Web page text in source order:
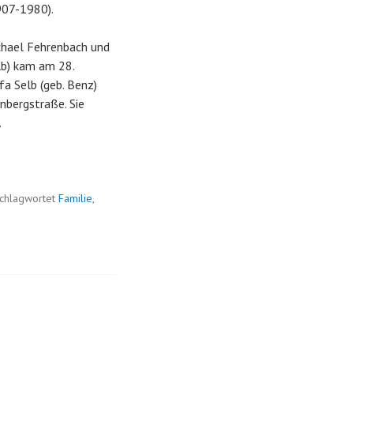
1980).
Fehrenbach und
kam am 28.
Selb (geb. Benz)
Sie
Familie,